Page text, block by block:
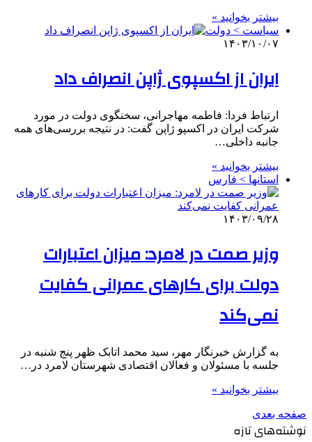
بیشتر بخوانید »
سیاست > دولت
۱۴۰۳/۱۰/۰۷
ایران از اکسپوی ژاپن انصراف داد
ارتباط فردا: فاطمه مهاجرانی، سخنگوی دولت در مورد
شرکت ایران در اکسپو ژاپن گفت: در نتیجه بررسی‌های همه
جانبه داخلی…
بیشتر بخوانید »
استانها > فارس
۱۴۰۳/۰۹/۲۸
وزیر صمت در لامرد: میزان اعتبارات
دولت برای کارهای عمرانی کفایت
نمی‌کند
به گزارش خبرنگار مهر، سید محمد اتابک ظهر پنج شنبه در
جلسه با مسئولان و فعالان اقتصادی شهرستان لامرد در…
بیشتر بخوانید »
صفحه بعدی
نوشته‌های تازه